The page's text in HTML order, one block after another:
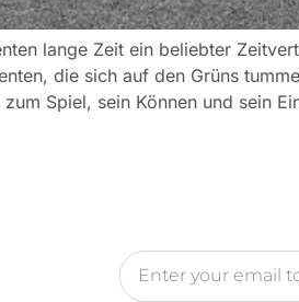
lange Zeit ein beliebter
die sich auf den Grüns
Spiel, sein Können und sein